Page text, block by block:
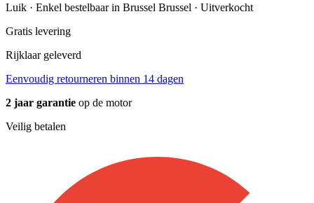
Luik · Enkel bestelbaar in Brussel Brussel · Uitverkocht
Gratis levering
Rijklaar geleverd
Eenvoudig retourneren binnen 14 dagen
2 jaar garantie op de motor
Veilig betalen